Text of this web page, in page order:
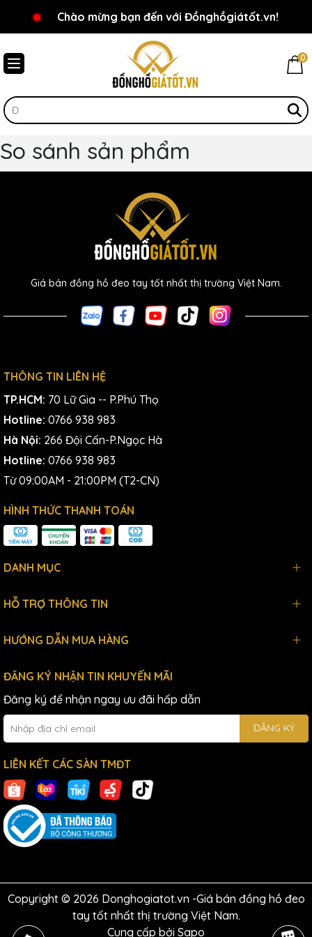
Chào mừng bạn đến với Đồnghồgiátốt.vn!
0
So sánh sản phẩm
Giá bán đồng hồ đeo tay tốt nhất thị trường Việt Nam.
THÔNG TIN LIÊN HỆ
TP.HCM: 70 Lữ Gia -- P.Phú Thọ
Hotline: 0766 938 983
Hà Nội: 266 Đội Cấn-P.Ngọc Hà
Hotline: 0766 938 983
Từ 09:00AM - 21:00PM (T2-CN)
HÌNH THỨC THANH TOÁN
DANH MỤC
HỖ TRỢ THÔNG TIN
HƯỚNG DẪN MUA HÀNG
ĐĂNG KÝ NHẬN TIN KHUYẾN MÃI
Đăng ký để nhận ngay ưu đãi hấp dẫn
ĐĂNG KÝ
LIÊN KẾT CÁC SÀN TMĐT
Copyright © 2026 Donghogiatot.vn -Giá bán đồng hồ đeo
tay tốt nhất thị trường Việt Nam.
Cung cấp bởi Sapo